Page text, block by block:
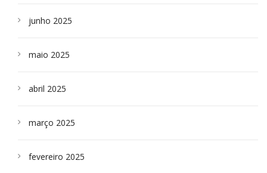
junho 2025
maio 2025
abril 2025
março 2025
fevereiro 2025